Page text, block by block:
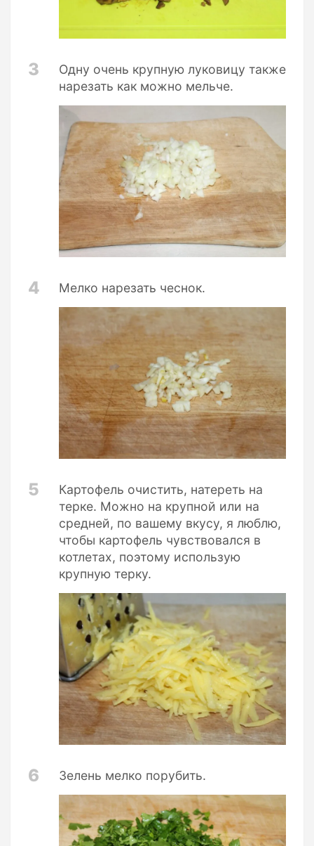
3
Одну очень крупную луковицу также
нарезать как можно мельче.
4 Мелко нарезать чеснок.
5
Картофель очистить, натереть на
терке. Можно на крупной или на
средней, по вашему вкусу, я люблю,
чтобы картофель чувствовался в
котлетах, поэтому использую
крупную терку.
6 Зелень мелко порубить.